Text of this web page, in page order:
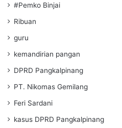
#Pemko Binjai
Ribuan
guru
kemandirian pangan
DPRD Pangkalpinang
PT. Nikomas Gemilang
Feri Sardani
kasus DPRD Pangkalpinang